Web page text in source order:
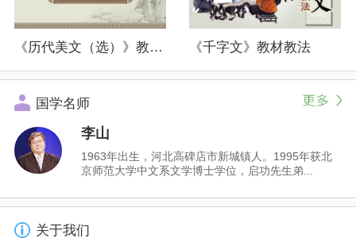
《历代美文（选）》教材教法 《千字文》教材教法
国学名师
李山
1963年出生，河北高碑店市新城镇人。1995年获北
京师范大学中文系文学博士学位，启功先生弟...
关于我们